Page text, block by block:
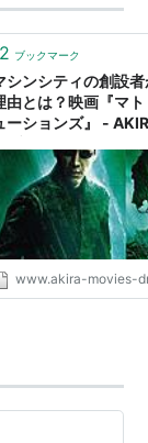
由でしかな
…
ブックマーク
シンシティの創設
由とは？映画『マ
ーションズ』 -
www.akira-movies-